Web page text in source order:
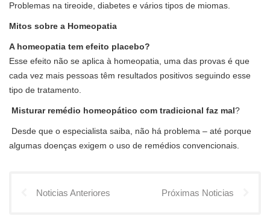
Problemas na tireoide, diabetes e vários tipos de miomas.
Mitos sobre a Homeopatia
A homeopatia tem efeito placebo?
Esse efeito não se aplica à homeopatia, uma das provas é que
cada vez mais pessoas têm resultados positivos seguindo esse
tipo de tratamento.
Misturar remédio homeopático com tradicional faz mal?
Desde que o especialista saiba, não há problema – até porque
algumas doenças exigem o uso de remédios convencionais.
Noticias Anteriores Próximas Noticias